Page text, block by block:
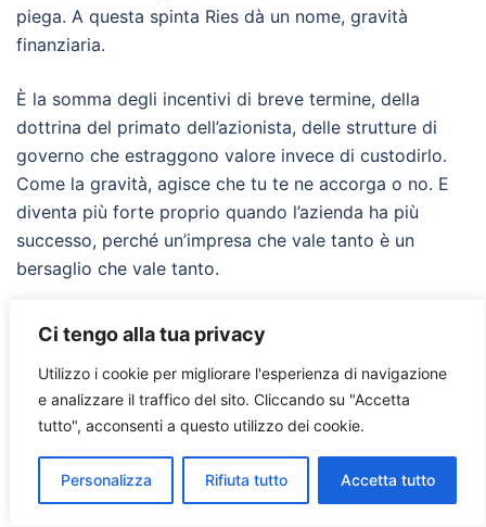
Ci tengo alla tua privacy
Utilizzo i cookie per migliorare l'esperienza di navigazione
e analizzare il traffico del sito. Cliccando su "Accetta
tutto", acconsenti a questo utilizzo dei cookie.
Personalizza Rifiuta tutto Accetta tutto
piega. A questa spinta Ries dà un nome, gravità
finanziaria.
È la somma degli incentivi di breve termine, della
dottrina del primato dell’azionista, delle strutture di
governo che estraggono valore invece di custodirlo.
Come la gravità, agisce che tu te ne accorga o no. E
diventa più forte proprio quando l’azienda ha più
successo, perché un’impresa che vale tanto è un
bersaglio che vale tanto.
Fin qui Ries. Quello che mi ha tenuto sveglio, oltre al
fuso del rientro, è un’altra cosa. Stiamo per
consegnare migliaia di decisioni operative aagenti AI
che eseguiranno la struttura che gli diamo, alla lettera,
senza l’attrito morale di un essere umano che a un
certo punto storce il naso e dice no. Se la struttura è
mal disegnata, l’agente la realizzerà alla perfezione. La